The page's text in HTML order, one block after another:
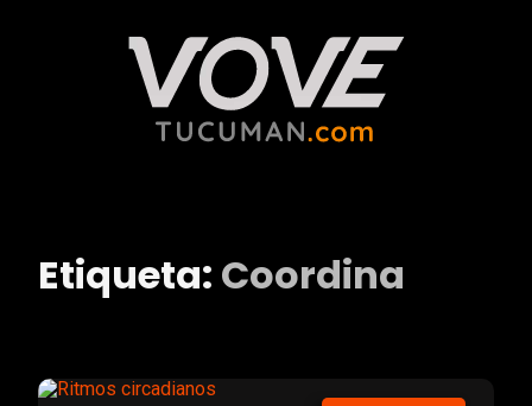
Etiqueta: Coordina